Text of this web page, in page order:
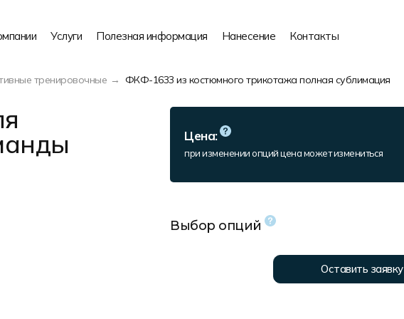
Услуги Полезная информация Нанесение Контакты
тренировочные ФКФ-1633 из костюмного трикотажа полная сублимация
Цена:
при изменении опций цена может измениться
Выбор опций
Оставить заявку